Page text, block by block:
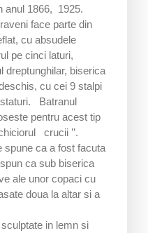
anul 1866, 1925.
face parte din
cu absudele
pe cinci laturi,
biserica
cu cei 9 stalpi
Batranul
pentru acest tip
crucii ’’.
spune ca a fost facuta
ca sub biserica
ale unor copaci cu
doua la altar si a
in lemn si